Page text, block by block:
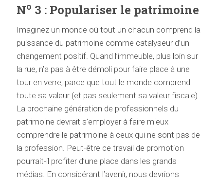
No 3 : Populariser le patrimoine
Imaginez un monde où tout un chacun comprend la
puissance du patrimoine comme catalyseur d’un
changement positif. Quand l’immeuble, plus loin sur
la rue, n’a pas à être démoli pour faire place à une
tour en verre, parce que tout le monde comprend
toute sa valeur (et pas seulement sa valeur fiscale).
La prochaine génération de professionnels du
patrimoine devrait s’employer à faire mieux
comprendre le patrimoine à ceux qui ne sont pas de
la profession. Peut-être ce travail de promotion
pourrait-il profiter d’une place dans les grands
médias. En considérant l’avenir, nous devrions